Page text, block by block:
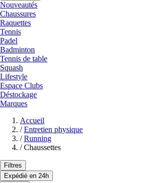
Nouveautés
Chaussures
Raquettes
Tennis
Padel
Badminton
Tennis de table
Squash
Lifestyle
Espace Clubs
Déstockage
Marques
Accueil
/ Entretien physique
/ Running
/ Chaussettes
Filtres
Expédié en 24h